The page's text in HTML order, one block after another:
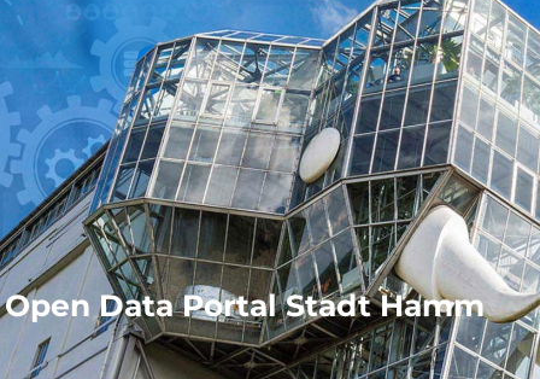
Open Data Portal Stadt Hamm